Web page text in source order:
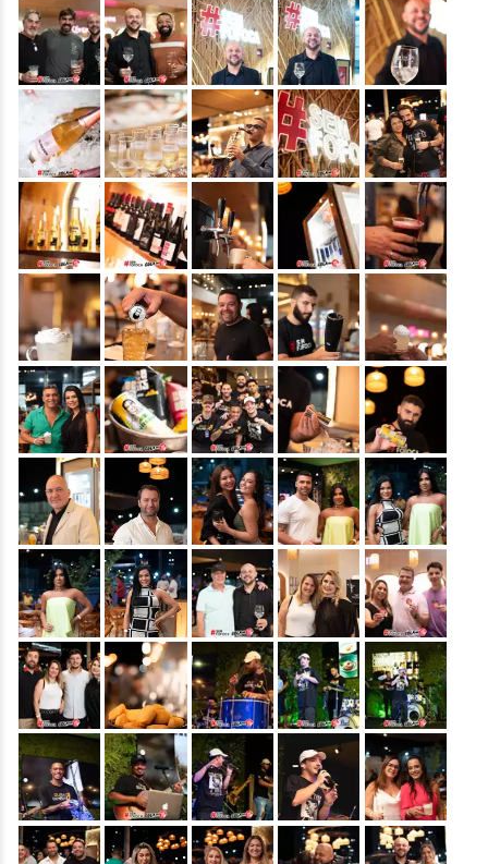
&nbsp; &nbsp; &nbsp; &nbsp; &nbsp;
&nbsp; &nbsp; &nbsp; &nbsp; &nbsp;
&nbsp; &nbsp; &nbsp; &nbsp; &nbsp;
&nbsp; &nbsp; &nbsp; &nbsp; &nbsp;
&nbsp; &nbsp; &nbsp; &nbsp; &nbsp;
&nbsp; &nbsp; &nbsp; &nbsp; &nbsp;
&nbsp; &nbsp; &nbsp; &nbsp; &nbsp;
&nbsp; &nbsp; &nbsp; &nbsp; &nbsp;
&nbsp; &nbsp; &nbsp; &nbsp; &nbsp;
&nbsp; &nbsp; &nbsp; &nbsp; &nbsp;